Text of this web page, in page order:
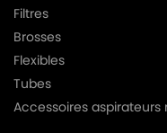
LG-
GOLDSTAR
LG-
GOLDSTAR
Filtres
Brosses
Flexibles
Tubes
Accessoires aspirateurs